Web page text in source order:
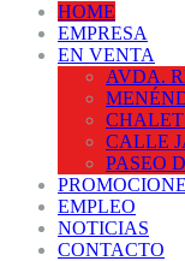
HOME
EMPRESA
EN VENTA
AVDA.
CALLE
PASEO
EMPLEO
NOTICIAS
CONTACTO